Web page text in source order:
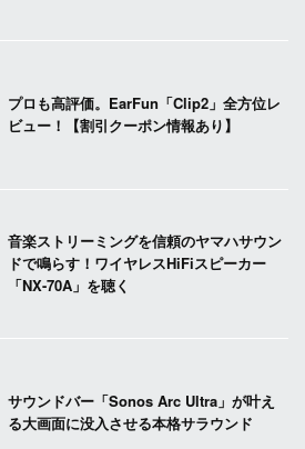
プロも高評価。EarFun「Clip2」全方位レ
ビュー！【割引クーポン情報あり】
音楽ストリーミングを信頼のヤマハサウン
ドで鳴らす！ワイヤレスHiFiスピーカー
「NX-70A」を聴く
サウンドバー「Sonos Arc Ultra」が叶え
る大画面に没入させる本格サラウンド